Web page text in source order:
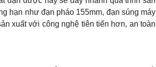
hạn như đạn pháo 155mm, đạn súng máy
xuất với công nghệ tiên tiến hơn, an toàn